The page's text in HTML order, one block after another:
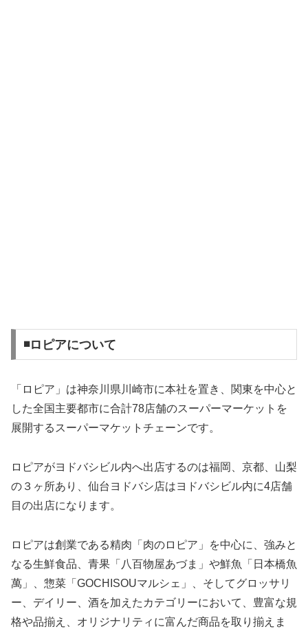
◾️ロピアについて
「ロピア」は神奈川県川崎市に本社を置き、関東を中心と
した全国主要都市に合計78店舗のスーパーマーケットを
展開するスーパーマケットチェーンです。
ロピアがヨドバシビル内へ出店するのは福岡、京都、山梨
の３ヶ所あり、仙台ヨドバシ店はヨドバシビル内に4店舗
目の出店になります。
ロピアは創業である精肉「肉のロピア」を中心に、強みと
なる生鮮食品、青果「八百物屋あづま」や鮮魚「日本橋魚
萬」、惣菜「GOCHISOUマルシェ」、そしてグロッサリ
ー、デイリー、酒を加えたカテゴリーにおいて、豊富な規
格や品揃え、オリジナリティに富んだ商品を取り揃えま